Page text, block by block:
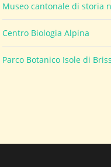
Museo cantonale di storia
Centro Biologia Alpina
Parco Botanico Isole di